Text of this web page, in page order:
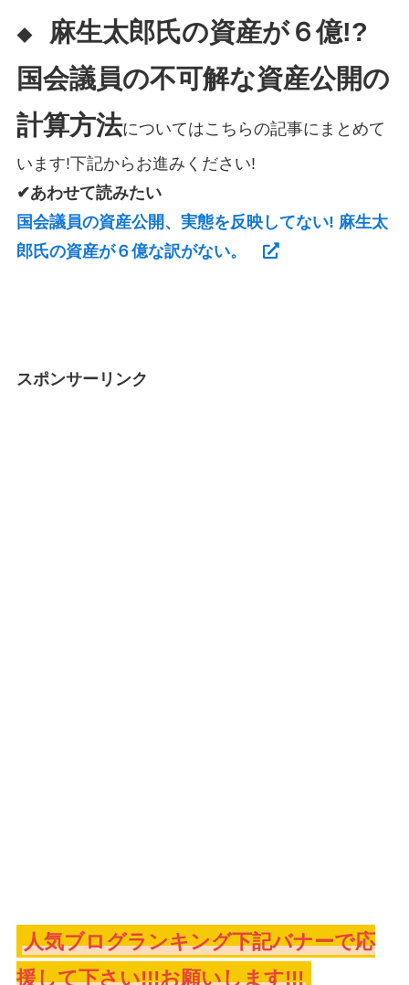
◆
麻生太郎氏の資産が６億!?
国会議員の不可解な資産公開の
計算方法についてはこちらの記事にまとめて
います!下記からお進みください!
✔あわせて読みたい
国会議員の資産公開、実態を反映してない! 麻生太
郎氏の資産が６億な訳がない。
スポンサーリンク
人気ブログランキング下記バナーで応
援して下さい!!!お願いします!!!